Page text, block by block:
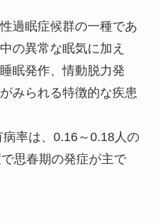
過眠症候群の一種であ
の異常な眠気に加え
眠発作、情動脱力発
みられる特徴的な疾患
率は、0.16～0.18人の
思春期の発症が主で